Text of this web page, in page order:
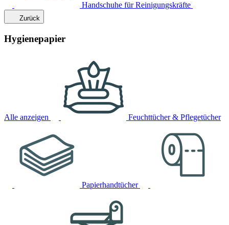
Handschuhe für Reinigungskräfte
Zurück
Hygienepapier
Alle anzeigen Feuchttücher & Pflegetücher
Papierhandtücher